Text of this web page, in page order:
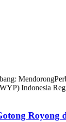
Mendorong
Indonesia